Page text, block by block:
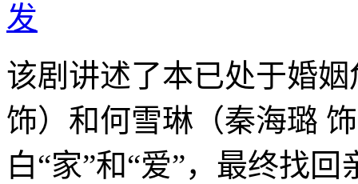
发
该剧讲述了本已处于婚
饰）和何雪琳（秦海璐
白“家”和“爱”，最终找